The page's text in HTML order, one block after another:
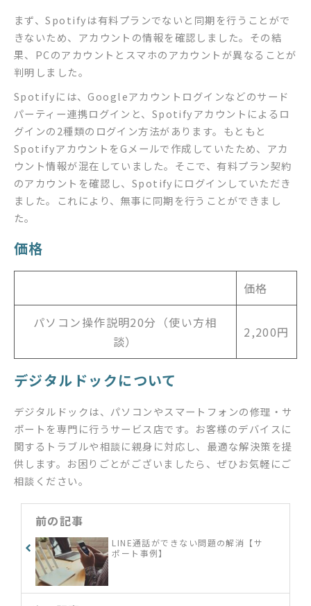
まず、Spotifyは有料プランでないと同期を行うことがで
きないため、アカウントの情報を確認しました。その結
果、PCのアカウントとスマホのアカウントが異なることが
判明しました。
Spotifyには、Googleアカウントログインなどのサード
パーティー連携ログインと、Spotifyアカウントによるロ
グインの2種類のログイン方法があります。もともと
SpotifyアカウントをGメールで作成していたため、アカ
ウント情報が混在していました。そこで、有料プラン契約
のアカウントを確認し、Spotifyにログインしていただき
ました。これにより、無事に同期を行うことができまし
た。
価格
価格
パソコン操作説明20分（使い方相
談）
2,200円
デジタルドックについて
デジタルドックは、パソコンやスマートフォンの修理・サ
ポートを専門に行うサービス店です。お客様のデバイスに
関するトラブルや相談に親身に対応し、最適な解決策を提
供します。お困りごとがございましたら、ぜひお気軽にご
相談ください。
前の記事
LINE通話ができない問題の解消【サ
ポート事例】